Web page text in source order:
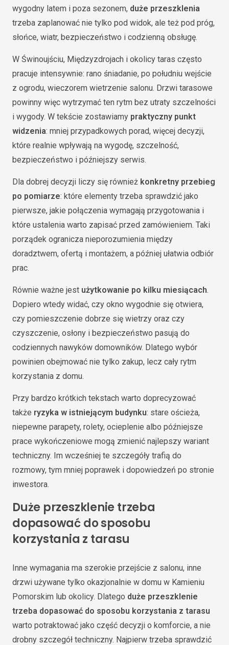
wygodny latem i poza sezonem, duże przeszklenia
trzeba zaplanować nie tylko pod widok, ale też pod próg,
słońce, wiatr, bezpieczeństwo i codzienną obsługę.
W Świnoujściu, Międzyzdrojach i okolicy taras często
pracuje intensywnie: rano śniadanie, po południu wejście
z ogrodu, wieczorem wietrzenie salonu. Drzwi tarasowe
powinny więc wytrzymać ten rytm bez utraty szczelności
i wygody. W tekście zostawiamy praktyczny punkt
widzenia: mniej przypadkowych porad, więcej decyzji,
które realnie wpływają na wygodę, szczelność,
bezpieczeństwo i późniejszy serwis.
Dla dobrej decyzji liczy się również konkretny przebieg
po pomiarze: które elementy trzeba sprawdzić jako
pierwsze, jakie połączenia wymagają przygotowania i
które ustalenia warto zapisać przed zamówieniem. Taki
porządek ogranicza nieporozumienia między
doradztwem, ofertą i montażem, a później ułatwia odbiór
prac.
Równie ważne jest użytkowanie po kilku miesiącach.
Dopiero wtedy widać, czy okno wygodnie się otwiera,
czy pomieszczenie dobrze się wietrzy oraz czy
czyszczenie, osłony i bezpieczeństwo pasują do
codziennych nawyków domowników. Dlatego wybór
powinien obejmować nie tylko zakup, lecz cały rytm
korzystania z domu.
Przy bardzo krótkich tekstach warto doprecyzować
także ryzyka w istniejącym budynku: stare ościeża,
niepewne parapety, rolety, ocieplenie albo późniejsze
prace wykończeniowe mogą zmienić najlepszy wariant
techniczny. Im wcześniej te szczegóły trafią do
rozmowy, tym mniej poprawek i dopowiedzeń po stronie
inwestora.
Duże przeszklenie trzeba
dopasować do sposobu
korzystania z tarasu
Inne wymagania ma szerokie przejście z salonu, inne
drzwi używane tylko okazjonalnie w domu w Kamieniu
Pomorskim lub okolicy. Dlatego duże przeszklenie
trzeba dopasować do sposobu korzystania z tarasu
warto potraktować jako część decyzji o komforcie, a nie
drobny szczegół techniczny. Najpierw trzeba sprawdzić